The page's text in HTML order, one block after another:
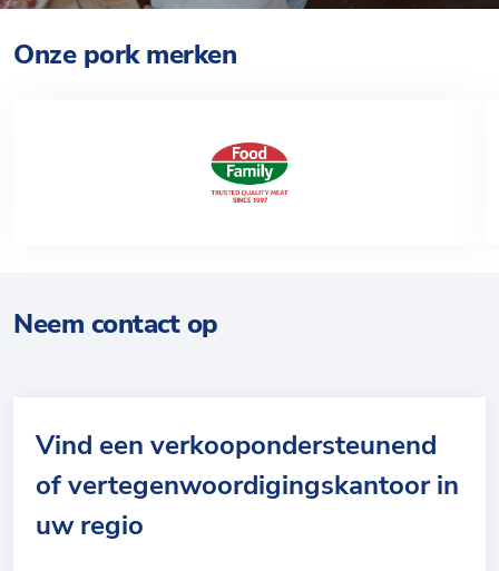
Onze pork merken
Neem contact op
Vind een verkoopondersteunend
of vertegenwoordigingskantoor in
uw regio